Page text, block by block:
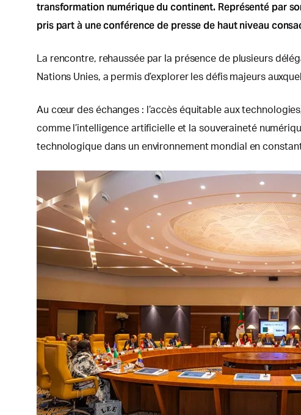
transformation numérique du continent. Représenté par
pris part à une conférence de presse de haut niveau
La rencontre, rehaussée par la présence de plusieurs
Nations Unies, a permis d’explorer les défis majeurs
Au cœur des échanges : l’accès équitable aux
comme l’intelligence artificielle et la souveraineté
technologique dans un environnement mondial en